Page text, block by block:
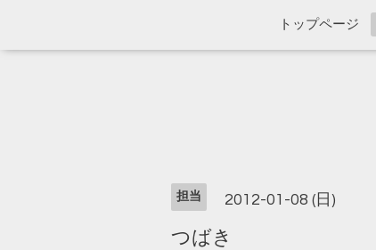
トップページ
担当 2012-01-08 (日)
つばき